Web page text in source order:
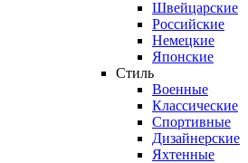
Швейцарские
Российские
Немецкие
Японские
Стиль
Военные
Классические
Спортивные
Дизайнерские
Яхтенные